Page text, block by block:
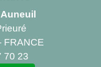
FRANCE
70 23